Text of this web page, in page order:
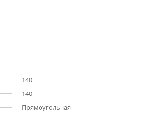
140
140
Прямоугольная